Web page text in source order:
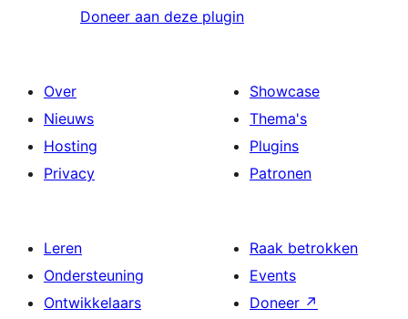
Doneer aan deze plugin
Over
Nieuws
Hosting
Privacy
Showcase
Thema's
Plugins
Patronen
Leren
Ondersteuning
Ontwikkelaars
Raak betrokken
Events
Doneer ↗